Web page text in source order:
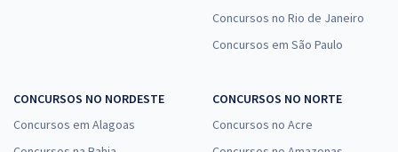
Concursos no Rio de Janeiro
Concursos em São Paulo
CONCURSOS NO NORDESTE
Concursos em Alagoas
CONCURSOS NO NORTE
Concursos no Acre